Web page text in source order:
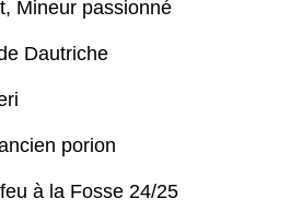
Mineur passionné
Dautriche
porion
à la Fosse 24/25